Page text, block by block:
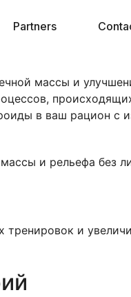
Partners
массы и
в ваш рацион с
и рельефа без
тренировок и